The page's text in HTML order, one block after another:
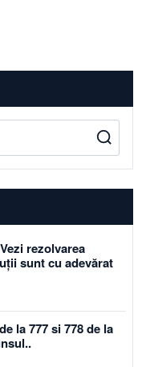
rezolvarea
sunt cu adevărat
la 777 si 778 de la